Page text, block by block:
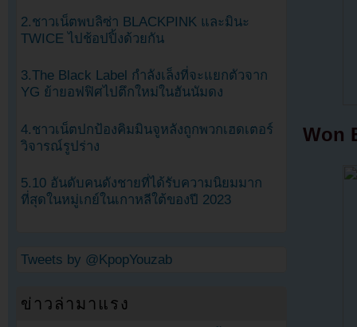
Won
2.ชาวเน็ตพบลิซ่า BLACKPINK และมินะ
TWICE ไปช้อปปิ้งด้วยกัน
3.The Black Label กำลังเล็งที่จะแยกตัวจาก
YG ย้ายอฟฟิศไปตึกใหม่ในฮันนัมดง
4.ชาวเน็ตปกป้องคิมมินจูหลังถูกพวกเฮดเตอร์
วิจารณ์รูปร่าง
5.10 อันดับคนดังชายที่ได้รับความนิยมมาก
ที่สุดในหมู่เกย์ในเกาหลีใต้ของปี 2023
Tweets by @KpopYouzab
ข่าวล่ามาแรง